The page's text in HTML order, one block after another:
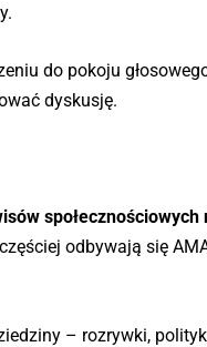
do pokoju
dyskusję.
odbywają się
– rozrywki,